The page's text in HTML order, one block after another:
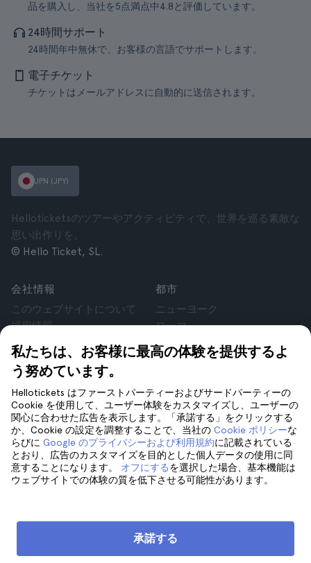
品を購入し、当社を5点満点中4.8と評価しています。
24時間サポート
24時間年中無休で、お客様の言語でサポートします。
電子チケット
チケットはメールアドレスに自動的に送信されます。
私たちは、お客様に最高の体験を提供するよ
う努めています。
Hellotickets はファーストパーティーおよびサードパーティーの
Cookie を使用して、ユーザー体験をカスタマイズし、ユーザーの
関心に合わせた広告を表示します。「承諾する」をクリックする
か、Cookie の設定を調整することで、当社の Cookie ポリシーな
らびに Google のプライバシーおよび利用規約に記載されている
とおり、広告のカスタマイズを目的とした個人データの使用に同
意することになります。 オフにするを選択した場合、基本機能は
ウェブサイトでの体験の質を低下させる可能性があります。
承諾する
JPN (JPY)
Helloticketsのツアーやアクティビティで、世界を巡る素敵な
思い出作りを。
© Hello Ticket, SL.
会社情報
このウェブサイトについて
採用情報
アフィリエイト
お客様の声
個人情報保護方針
利用規約
法律相談
cookie
都市
ニューヨーク
ローマ
パリ
ロンドン
クラクフ
テネリフェ
サポート
サポート
フォローしてください